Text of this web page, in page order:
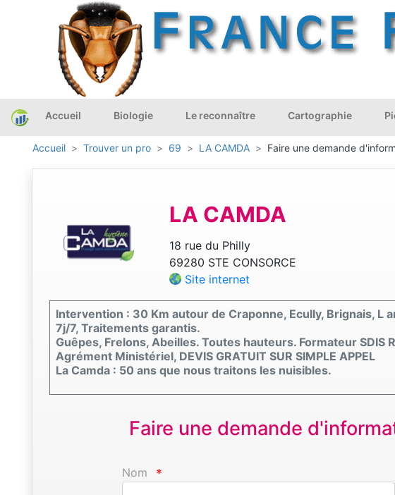
Accueil Biologie Le reconnaître Cartographie
Accueil Trouver un pro 69 LA CAMDA Faire une demande
LA CAMDA
18 rue du Philly
69280 STE CONSORCE
Site internet
Intervention : 30 Km autour de Craponne, Ecully, Brignais, L
7j/7, Traitements garantis.
Guêpes, Frelons, Abeilles. Toutes hauteurs. Formateur SDIS
Agrément Ministériel, DEVIS GRATUIT SUR SIMPLE APPEL
La Camda : 50 ans que nous traitons les nuisibles.
Faire une demande
Nom *